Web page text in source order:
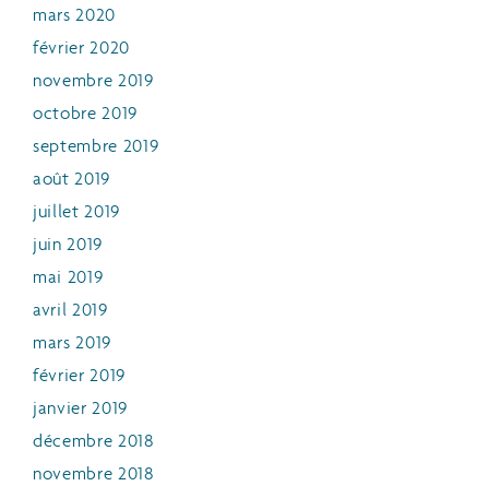
mars 2020
février 2020
novembre 2019
octobre 2019
septembre 2019
août 2019
juillet 2019
juin 2019
mai 2019
avril 2019
mars 2019
février 2019
janvier 2019
décembre 2018
novembre 2018